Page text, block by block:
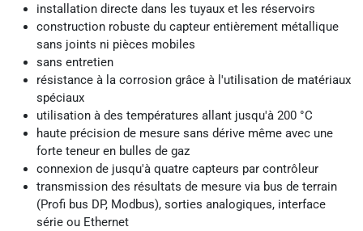
installation directe dans les tuyaux et les réservoirs
construction robuste du capteur entièrement métallique
sans joints ni pièces mobiles
sans entretien
résistance à la corrosion grâce à l'utilisation de matériaux
spéciaux
utilisation à des températures allant jusqu'à 200 °C
haute précision de mesure sans dérive même avec une
forte teneur en bulles de gaz
connexion de jusqu'à quatre capteurs par contrôleur
transmission des résultats de mesure via bus de terrain
(Profi bus DP, Modbus), sorties analogiques, interface
série ou Ethernet